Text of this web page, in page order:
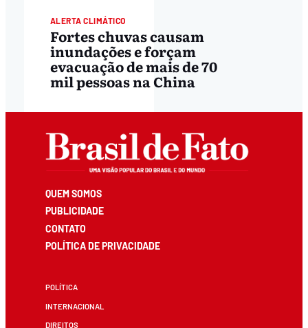
ALERTA CLIMÁTICO
Fortes chuvas causam
inundações e forçam
evacuação de mais de 70
mil pessoas na China
QUEM SOMOS
PUBLICIDADE
CONTATO
POLÍTICA DE PRIVACIDADE
POLÍTICA
INTERNACIONAL
DIREITOS